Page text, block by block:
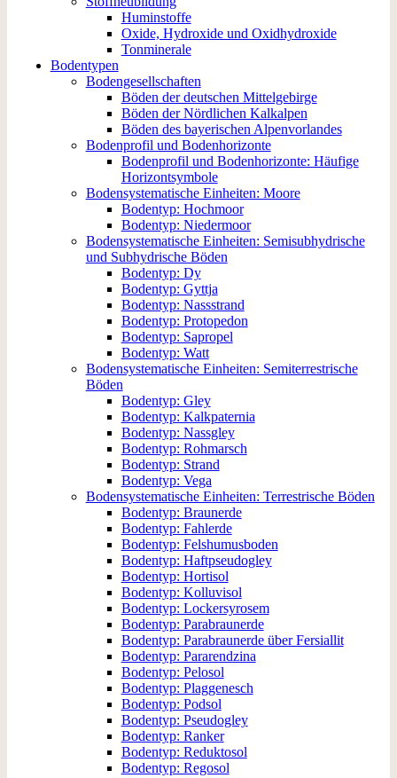
Huminstoffe
Oxide, Hydroxide und Oxidhydroxide
Tonminerale
Bodentypen
Bodengesellschaften
Böden der deutschen Mittelgebirge
Böden der Nördlichen Kalkalpen
Böden des bayerischen Alpenvorlandes
Bodenprofil und Bodenhorizonte
Bodenprofil und Bodenhorizonte: Häufige
Horizontsymbole
Bodensystematische Einheiten: Moore
Bodentyp: Hochmoor
Bodentyp: Niedermoor
Bodensystematische Einheiten: Semisubhydrische
und Subhydrische Böden
Bodentyp: Dy
Bodentyp: Gyttja
Bodentyp: Nassstrand
Bodentyp: Protopedon
Bodentyp: Sapropel
Bodentyp: Watt
Bodensystematische Einheiten: Semiterrestrische
Böden
Bodentyp: Gley
Bodentyp: Kalkpaternia
Bodentyp: Nassgley
Bodentyp: Rohmarsch
Bodentyp: Strand
Bodentyp: Vega
Bodensystematische Einheiten: Terrestrische Böden
Bodentyp: Braunerde
Bodentyp: Fahlerde
Bodentyp: Felshumusboden
Bodentyp: Haftpseudogley
Bodentyp: Hortisol
Bodentyp: Kolluvisol
Bodentyp: Lockersyrosem
Bodentyp: Parabraunerde
Bodentyp: Parabraunerde über Fersiallit
Bodentyp: Pararendzina
Bodentyp: Pelosol
Bodentyp: Plaggenesch
Bodentyp: Podsol
Bodentyp: Pseudogley
Bodentyp: Ranker
Bodentyp: Reduktosol
Bodentyp: Regosol